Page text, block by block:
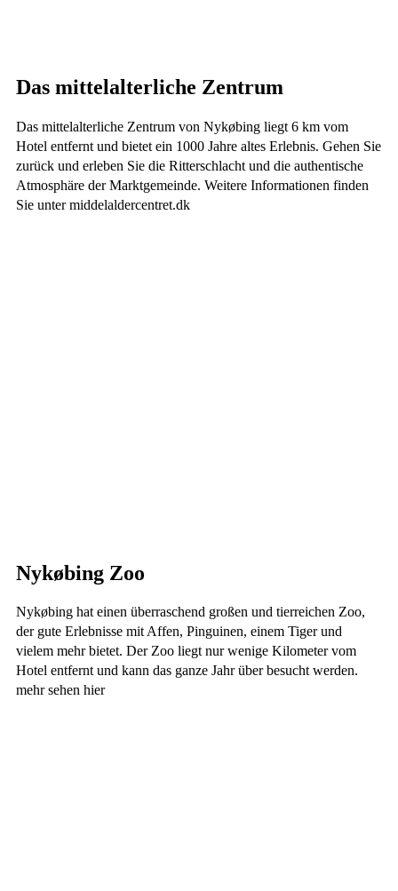
Das mittelalterliche Zentrum
Das mittelalterliche Zentrum von Nykøbing liegt 6 km vom
Hotel entfernt und bietet ein 1000 Jahre altes Erlebnis. Gehen Sie
zurück und erleben Sie die Ritterschlacht und die authentische
Atmosphäre der Marktgemeinde. Weitere Informationen finden
Sie unter middelaldercentret.dk
Nykøbing Zoo
Nykøbing hat einen überraschend großen und tierreichen Zoo,
der gute Erlebnisse mit Affen, Pinguinen, einem Tiger und
vielem mehr bietet. Der Zoo liegt nur wenige Kilometer vom
Hotel entfernt und kann das ganze Jahr über besucht werden.
mehr sehen hier